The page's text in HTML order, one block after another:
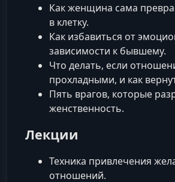
Как женщина сама
в клетку.
Как избавиться от
зависимости к бывшему.
Что делать, если
прохладными, и как
Пять врагов, которые
женственность.
Лекции
Техника привлечения
отношений.